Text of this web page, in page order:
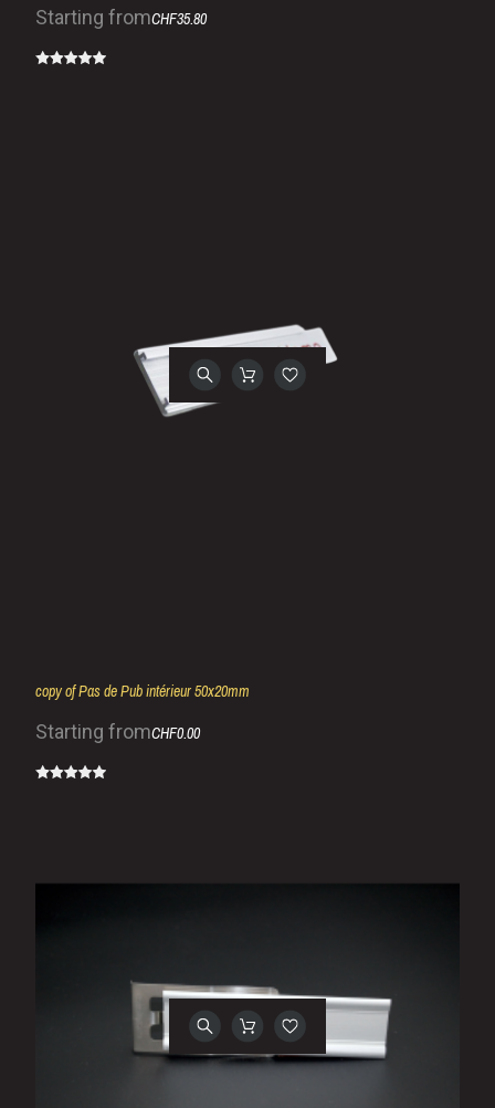
Starting fromCHF35.80
copy of Pas de Pub intérieur 50x20mm
Starting fromCHF0.00